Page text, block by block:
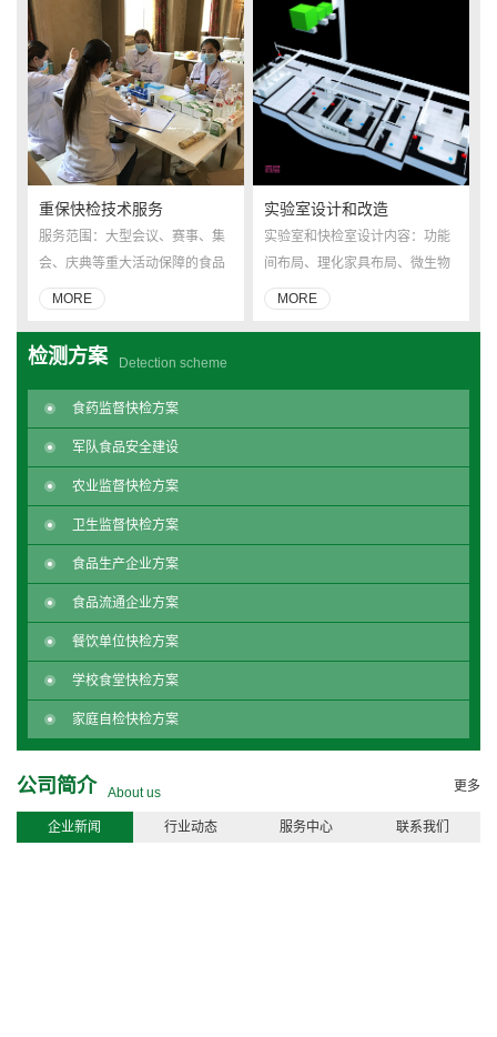
重保快检技术服务
服务范围：大型会议、赛事、集
会、庆典等重大活动保障的食品
安全快速检测技术支持服务。
MORE
实验室设计和改造
实验室和快检室设计内容：功能
间布局、理化家具布局、微生物
洁净系统、通风系统、气路系
MORE
检测方案 Detection scheme
食药监督快检方案
军队食品安全建设
农业监督快检方案
卫生监督快检方案
食品生产企业方案
食品流通企业方案
餐饮单位快检方案
学校食堂快检方案
家庭自检快检方案
公司简介 About us 更多
企业新闻 行业动态 服务中心 联系我们